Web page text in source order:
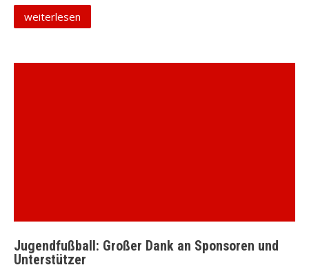
weiterlesen
Jugendfußball: Großer Dank an Sponsoren und
Unterstützer